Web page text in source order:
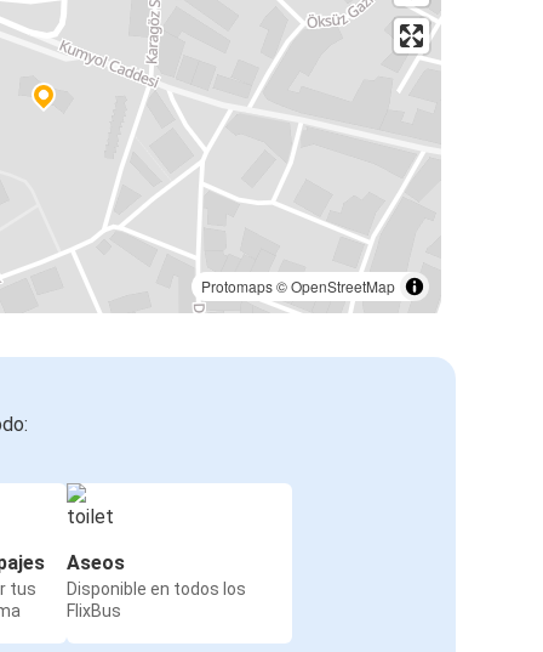
Protomaps©OpenStreetMap
tus
Aseos
Disponible en todos los
FlixBus